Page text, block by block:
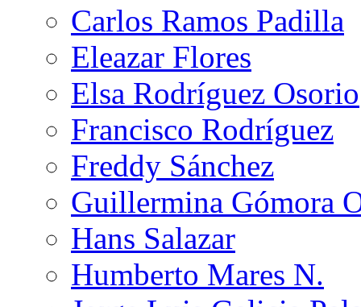
Carlos Ramos Padilla
Eleazar Flores
Elsa Rodríguez Osorio
Francisco Rodríguez
Freddy Sánchez
Guillermina Gómora
Hans Salazar
Humberto Mares N.